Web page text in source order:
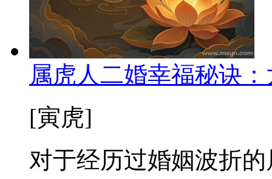
属虎人二婚幸福秘诀
[寅虎]
对于经历过婚姻波折